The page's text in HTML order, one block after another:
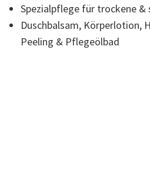
Seite.
Spezialpflege für trockene &
Duschbalsam, Körperlotion,
Peeling & Pflegeölbad